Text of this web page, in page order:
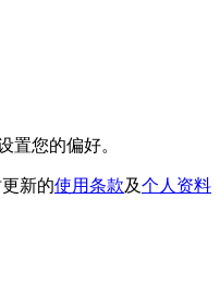
置您的偏好。
新的使用条款及个人资料